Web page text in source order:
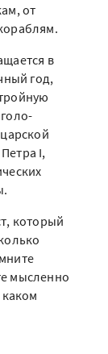
от
в
год,
I,
который
мысленно